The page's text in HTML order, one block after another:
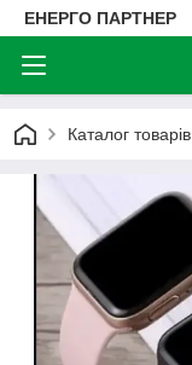
ЕНЕРГО ПАРТНЕР
Каталог товарів